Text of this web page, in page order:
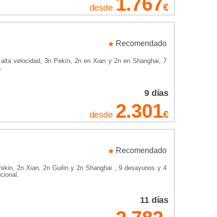
que tenía en la época imperial; Luoyang y Datong, con
budistas; Guilin, un antiguo pueblo de pescadores
€
desde
Recomendado
velocidad, 3n Pekín, 2n en Xian y 2n en Shanghai, 7
9 días
2.301€
desde
Recomendado
2n Xian, 2n Guilin y 2n Shanghai , 9 desayunos y 4
11 días